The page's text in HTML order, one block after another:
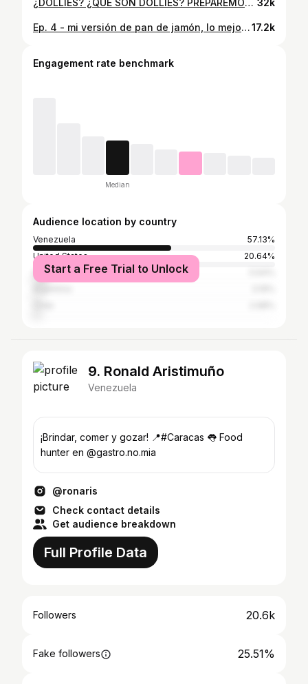
¿DOLLIES? ¿QUÉ SON DOLLIES? PREPARÉMOSLOS CON @yeih_chocolate 🍫❤️✨ Es una receta mega facil, todas las cantidades y procedimiento lo consigues en el video✨. Es un postre con texturas bien interesantes y deliciosooo. La leche condensada se carameliza y aporta sabores riquisimos, y los trozos de chocolate lo elevan tooodo. Si tienes alguna pregunta déjala abajo y te la contesto🫶🏻 #YEiH #yeihchocolate #chocolate #chocolatevenezolano #elmanaito #cacao #venezuela 32k
Ep. 4 - mi versión de pan de jamón, lo mejor de la navidad 🎄❤️ - 20 recetas que pensé que eran difíciles hasta que las hice. Vamos con los ingredientes: para la masa necesitas 800 gr de harina panadera, 260ml de agua, 60 gr de azúcar, 100 gr de margarina, 10gr de sal, 2 huevos y 8gr de levadura. Vas a mezclar la mitad de la harina con la levadura, el azúcar y los huevos, en ese orden. Luego empiezas a amasar y vas agregando la margarina poco a poco, cuando ya la integres toda agrega el resto de la harina y la sal. Amasa por aproximadamente 10-15 minutos hasta que la masa no se pegue de las manos, este suave y puedas bolearla. Deja reposar por mínimo 1hr en un lugar que no este muy frío, por ejemplo yo la metí en el horno apagado. Una vez haya reposado, córtala en dos y extiéndela en forma de rectángulo, si ya la tienes lo suficientemente fina como la quieres y aún no tienes el rectángulo perfecto, puedes cortar los extremos para obtener el rectángulo. Para el relleno cada pan lleva 500-600 gr de jamón, dependiendo de con cuánto relleno lo quieras tú, de tocineta 100 gr cada pan, de pasas y aceitunas aprox 80gr de cada una. Rellena tu pan, enrolla, hazle la forma que desees y déjalo reposar mínimo 40 minutos más, y luego haz una mezcla de un huevo, una cucharada de azúcar y 2 cucharadas de agua, y lo vas a usar para barnizar el pan, recuerda pincharlo con un tenedor varias veces antes de meterlo al horno. Hornéalo a 160 grados por aprox 40 minutos, si ves que se está dorando mucho y aún le falta tiempo en horno cúbrelo con papel aluminio para evitar que se siga dorando. Anímate este año a hacer tu propio pan de jamón y sorprende a más de uno en tu casa🎄.17.2k
Engagement rate benchmark
Median
Audience location by country
Venezuela
57.13%
United States
20.64%
Spain
Start a Free Trial to Unlock
9. Ronald Aristimuño
Venezuela
¡Brindar, comer y gozar! 📍#Caracas 👅 Food
hunter en @gastro.no.mia
@ronaris
Check contact details
Get audience breakdown
Full Profile Data
Followers 20.6k
Fake followers 25.51%